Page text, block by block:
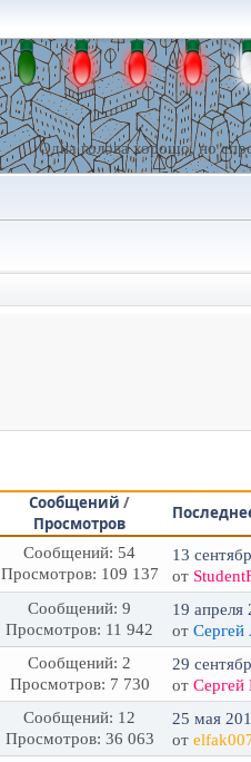
Одна голова хорошо, но
Сообщений /
Просмотров
Сообщений: 54
Просмотров: 109 137
13
от
Сообщений: 9
Просмотров: 11 942
19 апреля
отСергей
Сообщений: 2
Просмотров: 7 730
29
отСергей
Сообщений: 12
Просмотров: 36 063
25 мая
от